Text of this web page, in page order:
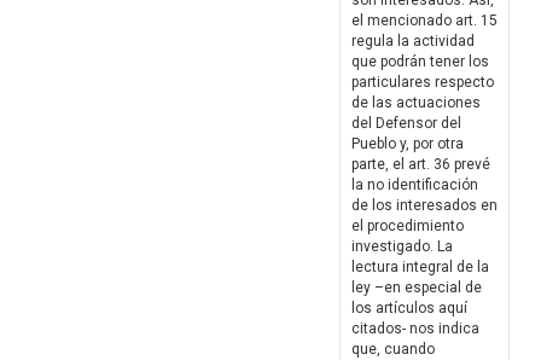
el mencionado art. 15
regula la actividad
que podrán tener los
particulares respecto
de las actuaciones
del Defensor del
Pueblo y, por otra
parte, el art. 36 prevé
la no identificación
de los interesados en
el procedimiento
investigado. La
lectura integral de la
ley –en especial de
los artículos aquí
citados- nos indica
que, cuando